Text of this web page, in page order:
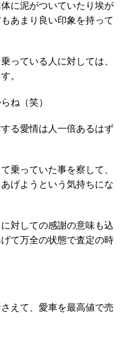
に泥がついていたり埃が
あまり良い印象を持って
っている人に対しては、
。
ね（笑）
る愛情は人一倍あるはず
乗っていた事を察して、
げようという気持ちにな
対しての感謝の意味も込
て万全の状態で査定の時
えて、愛車を最高値で売